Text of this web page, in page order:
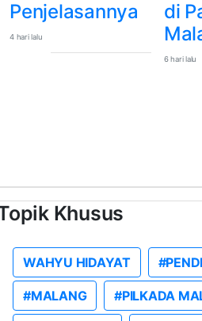
Penjelasannya
4 hari lalu
di
6 hari lalu
Khusus
WAHYU HIDAYAT
#MALANG #PILKADA